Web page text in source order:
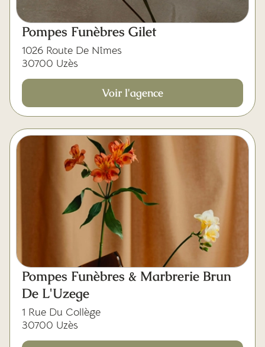
Pompes Funèbres Gilet
1026 Route De Nîmes
30700 Uzès
Voir l'agence
Pompes Funèbres & Marbrerie Brun
De L'Uzege
1 Rue Du Collège
30700 Uzès